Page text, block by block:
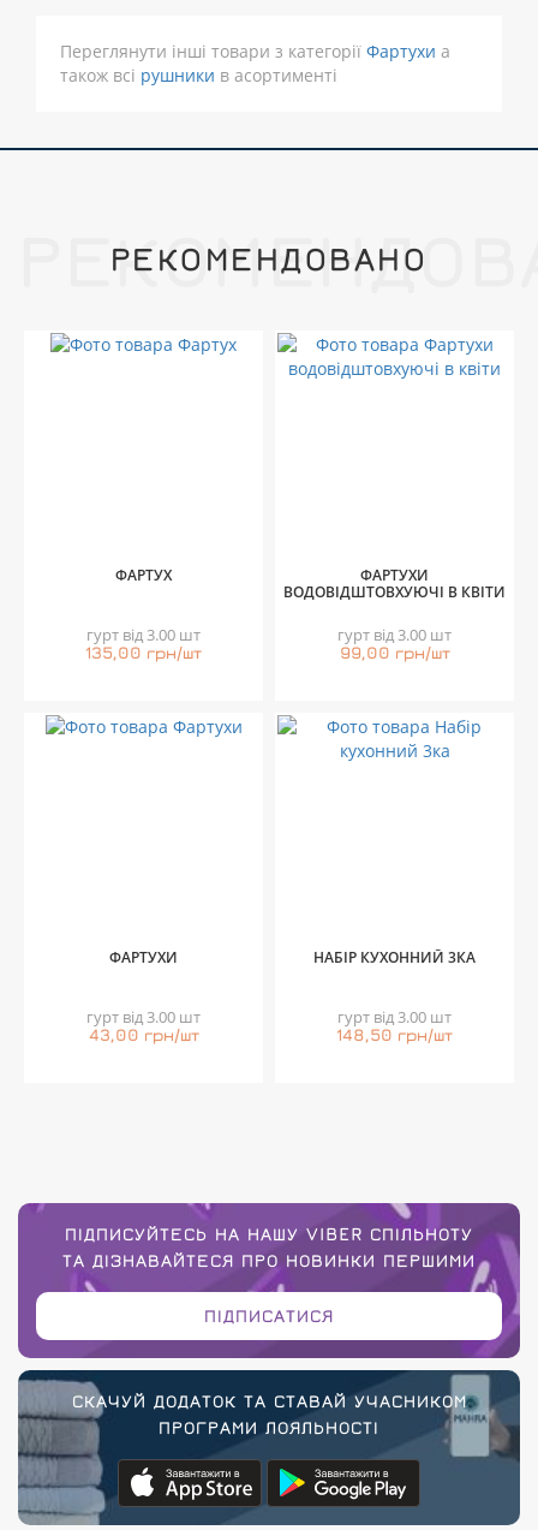
Переглянути інші товари з категорії Фартухи а
також всі рушники в асортименті
РЕКОМЕНДОВАНО
ФАРТУХ
гурт від 3.00 шт
135,00 грн/шт
ФАРТУХИ
ВОДОВІДШТОВХУЮЧІ В КВІТИ
гурт від 3.00 шт
99,00 грн/шт
ФАРТУХИ
гурт від 3.00 шт
43,00 грн/шт
НАБІР КУХОННИЙ 3КА
гурт від 3.00 шт
148,50 грн/шт
ПІДПИСУЙТЕСЬ НА НАШУ VIBER СПІЛЬНОТУ
ТА ДІЗНАВАЙТЕСЯ ПРО НОВИНКИ ПЕРШИМИ
ПІДПИСАТИСЯ
СКАЧУЙ ДОДАТОК ТА СТАВАЙ УЧАСНИКОМ
ПРОГРАМИ ЛОЯЛЬНОСТІ